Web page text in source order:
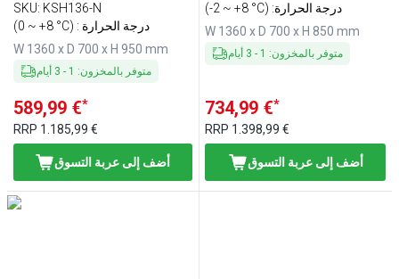
SKU: KSH136-N
(0 ~ +8 °C) : درجة الحرارة
W 1360 x D 700 x H 950 mm
متوفر بالمخزون:
1
-
3 أيام
589,99 €*
RRP 1.185,99 €
أضف إلى عربة التسوق
(-2 ~ +8 °C) :درجة الحرارة
W 1360 x D 700 x H 850 mm
متوفر بالمخزون:
1
-
3 أيام
734,99 €*
RRP 1.398,99 €
أضف إلى عربة التسوق